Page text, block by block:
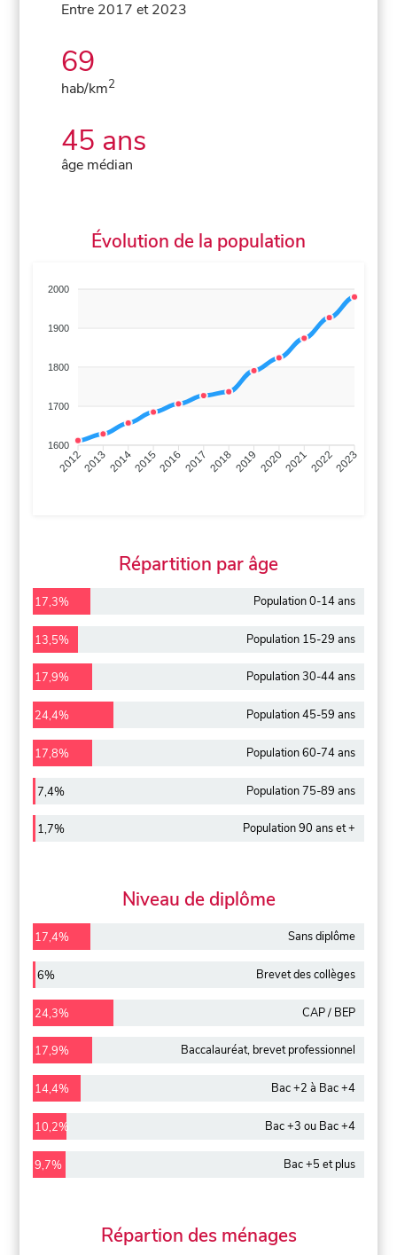
Entre 2017 et 2023
69
hab/km2
45 ans
âge médian
Évolution de la population
2000
1900
1800
1700
1600
201220132014201520162017 20182019 2020202120222023
Répartition par âge
17,3% Population 0-14 ans
13,5% Population 15-29 ans
17,9% Population 30-44 ans
24,4% Population 45-59 ans
17,8% Population 60-74 ans
7,4% Population 75-89 ans
1,7% Population 90 ans et +
Niveau de diplôme
17,4% Sans diplôme
6% Brevet des collèges
24,3% CAP / BEP
17,9% Baccalauréat, brevet professionnel
14,4% Bac +2 à Bac +4
10,2% Bac +3 ou Bac +4
9,7% Bac +5 et plus
Répartion des ménages